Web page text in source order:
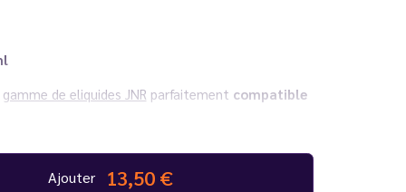
gamme de eliquides JNR parfaitement compatible
Ajouter 13,50 €